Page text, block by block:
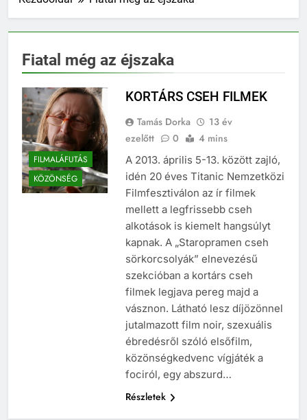
Fiatal még az éjszaka
FILMALÁFUTÁS
KÖZÖNSÉG
KORTÁRS CSEH FILMEK
Tamás Dorka
13 év
ezelőtt
0 4 mins
A 2013. április 5-13. között zajló,
idén 20 éves Titanic Nemzetközi
Filmfesztiválon az ír filmek
mellett a legfrissebb cseh
alkotások is kiemelt hangsúlyt
kapnak. A „Staropramen cseh
sörkorcsolyák” elnevezésű
szekcióban a kortárs cseh
filmek legjava pereg majd a
vásznon. Látható lesz díjözönnel
jutalmazott film noir, szexuális
ébredésről szóló elsőfilm,
közönségkedvenc vígjáték a
fociról, egy abszurd…
Részletek